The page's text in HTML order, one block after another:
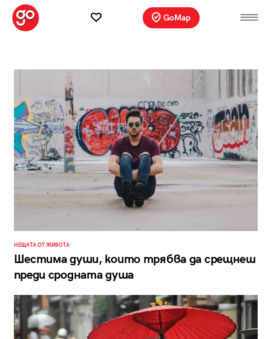
GoMap
НЕЩАТА ОТ ЖИВОТА
Шестима души, които трябва да срещнеш
преди сродната душа